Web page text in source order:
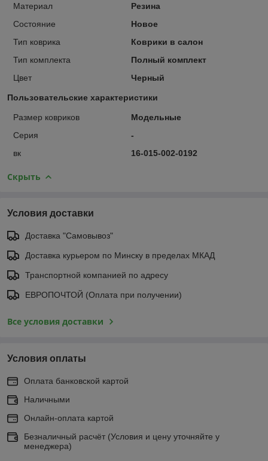
Материал
Резина
Состояние
Новое
Тип коврика
Коврики в салон
Тип комплекта
Полный комплект
Цвет
Черный
Пользовательские характеристики
Размер ковриков
Модельные
Серия
-
вк
16-015-002-0192
Скрыть
Условия доставки
Доставка "Самовывоз"
Доставка курьером по Минску в пределах МКАД
Транспортной компанией по адресу
ЕВРОПОЧТОЙ (Оплата при получении)
Все условия доставки
Условия оплаты
Оплата банковской картой
Наличными
Онлайн-оплата картой
Безналичный расчёт (Условия и цену уточняйте у
менеджера)